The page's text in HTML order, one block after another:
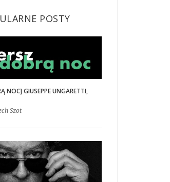
POSTY
NOC] GIUSEPPE UNGARETTI,
Szot